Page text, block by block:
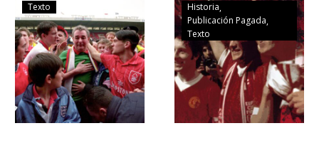
Texto
Historia
Publicación Pagada
Texto